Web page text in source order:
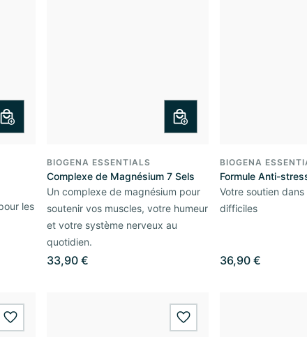
les
BIOGENA ESSENTIALS
Complexe de Magnésium 7 Sels
Un complexe de magnésium pour
soutenir vos muscles, votre humeur
et votre système nerveux au
quotidien.
33,90 €
BIOGENA
Formule Anti-
Votre soutien
difficiles
36,90 €
wishlist.add wishlist.add